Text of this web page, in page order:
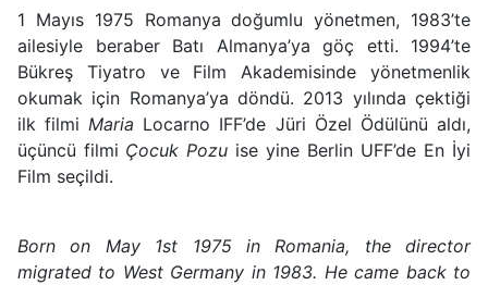
1 Mayıs 1975 Romanya doğumlu yönetmen, 1983’te
ailesiyle beraber Batı Almanya’ya göç etti. 1994’te
Bükreş Tiyatro ve Film Akademisinde yönetmenlik
okumak için Romanya’ya döndü. 2013 yılında çektiği
ilk filmi Maria Locarno IFF’de Jüri Özel Ödülünü aldı,
üçüncü filmi Çocuk Pozu ise yine Berlin UFF’de En İyi
Film seçildi.
Born on May 1st 1975 in Romania, the director
migrated to West Germany in 1983. He came back to